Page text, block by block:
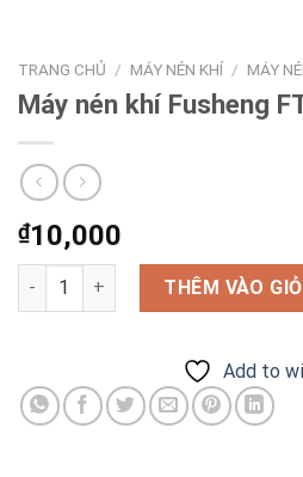
TRANG CHỦ / MÁY NÉN KHÍ / MÁY
Máy nén khí Fusheng
₫10,000
Máy nén khí Fusheng FTA150 số
THÊM VÀO
Add to